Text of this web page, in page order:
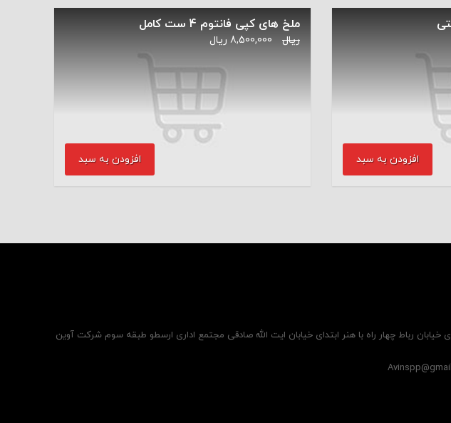
افزودن به سبد افزودن به سبد
ملخ های کپی فانتوم 4 ست کامل
ریال 8,500,000 ریال
رباط چهار راه با هنر ابتدای خیابان ایت الله صادقی مجتمع اداری ارسطو طبقه سوم شرکت آوین